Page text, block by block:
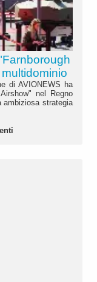
di AVIONEWS ha
nel Regno
ambiziosa strategia